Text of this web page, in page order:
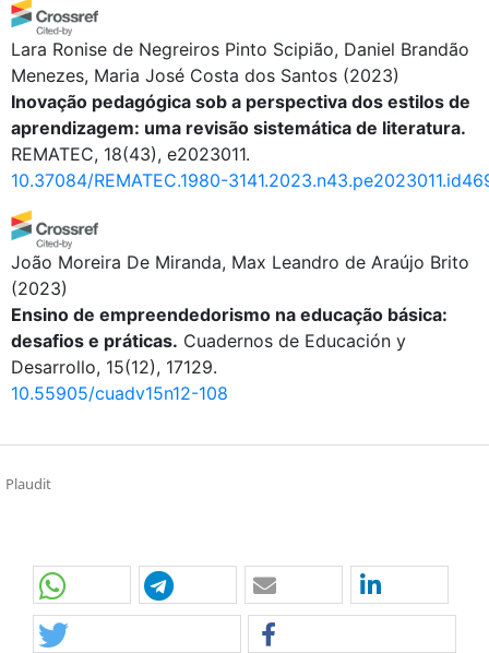
Lara Ronise de Negreiros Pinto Scipião, Daniel Brandão
Menezes, Maria José Costa dos Santos (2023)
Inovação pedagógica sob a perspectiva dos estilos de
aprendizagem: uma revisão sistemática de literatura.
REMATEC, 18(43), e2023011.
10.37084/REMATEC.1980-
João Moreira De Miranda, Max Leandro de Araújo Brito
(2023)
Ensino de empreendedorismo na educação básica:
desafios e práticas. Cuadernos de Educación y
Desarrollo, 15(12), 17129.
10.55905/cuadv15n12-108
Plaudit